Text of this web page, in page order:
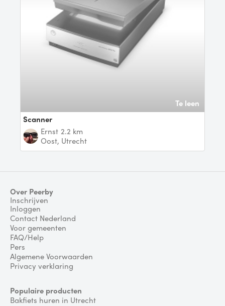
Te leen
Scanner
Ernst 2.2 km
Oost, Utrecht
Over Peerby
Inschrijven
Inloggen
Contact Nederland
Voor gemeenten
FAQ/Help
Pers
Algemene Voorwaarden
Privacy verklaring
Populaire producten
Bakfiets huren in Utrecht